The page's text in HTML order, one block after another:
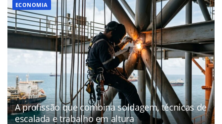
ECONOMIA
A profissão que combina soldagem, técnicas de
escalada e trabalho em altura